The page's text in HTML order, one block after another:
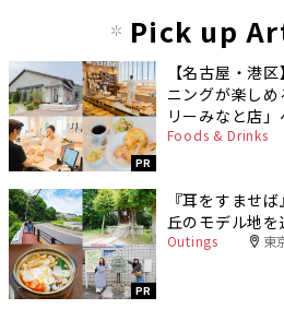
Pick up
PR
【名古屋・港
ニングが楽し
リーみなと店」
Foods & Drinks
PR
『耳をすませ
丘のモデル地
Outings 東